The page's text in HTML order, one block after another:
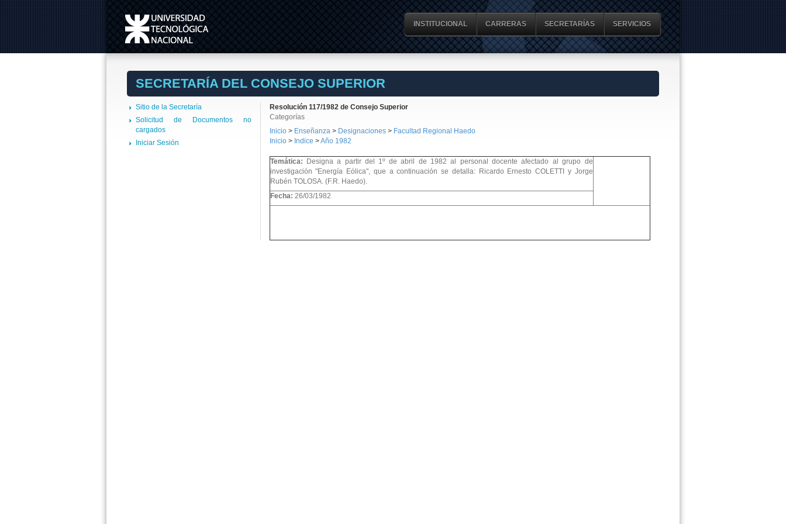
INSTITUCIONAL CARRERAS SECRETARÍAS SERVICIOS
SECRETARÍA DEL CONSEJO SUPERIOR
Sitio de la Secretaría
Solicitud de Documentos no
cargados
Iniciar Sesión
Resolución 117/1982 de Consejo Superior
Categorías
Inicio> Enseñanza > Designaciones > Facultad Regional Haedo
Inicio> Indice >Año 1982
Temática: Designa a partir del 1º de abril de 1982 al personal docente afectado al grupo de
investigación "Energía Eólica", que a continuación se detalla: Ricardo Ernesto COLETTI y Jorge
Rubén TOLOSA. (F.R. Haedo).
Fecha: 26/03/1982